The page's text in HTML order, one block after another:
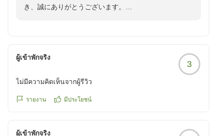
き、誠にありがとうございます。
当ホテルは周辺に商業施設があり、お買い物にも便利な
立地となっております。お客様に快適にお過ごしいただ
けたようで、大変嬉しく存じます。
当ホテルはＪＲ福井駅より車で１５分／福井北ＩＣより
ผู้เข้าพักจริง
3
ไม่มีความคิดเห็นจากผู้รีวิว
รายงาน มีประโยชน์
ผู้เข้าพักจริง